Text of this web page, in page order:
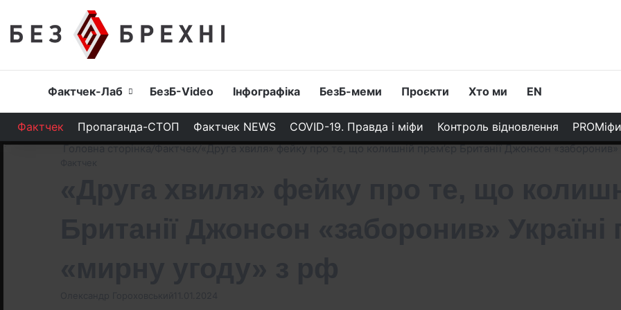
Головна
Фактчек-Лаб БезБ-Video Інфографіка БезБ-меми Проєкти Хто ми EN
Фактчек Пропаганда-СТОП Фактчек NEWS COVID-19. Правда і міфи Контроль відновлення PROМіфи
Головна сторінка/Фактчек/«Друга хвиля» фейку про те, що колишній прем’єр Британії Джонсон «заборонив»